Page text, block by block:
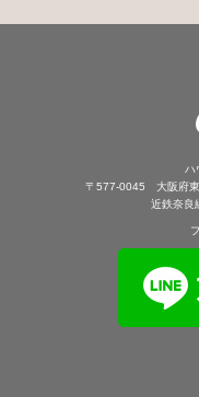
ハ
〒577-0045 大阪府
近鉄奈